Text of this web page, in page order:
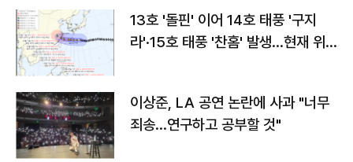
13호 '돌핀' 이어 14호 태풍 '구지
라'·15호 태풍 '찬홈' 발생…현재 위
이상준, LA 공연 논란에 사과 "너무
죄송…연구하고 공부할 것"